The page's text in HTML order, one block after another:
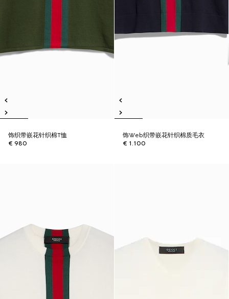
饰织带嵌花针织棉T恤
€ 980
饰Web织带嵌花针织棉质毛衣
€ 1.100